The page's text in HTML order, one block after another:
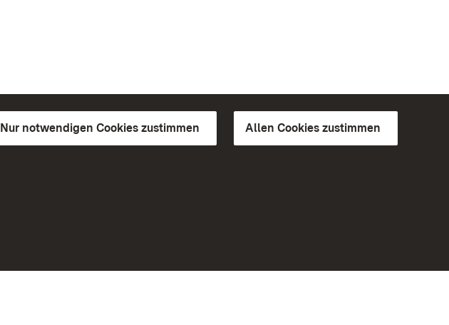
Nur notwendigen Cookies zustimmen Allen Cookies zustimmen